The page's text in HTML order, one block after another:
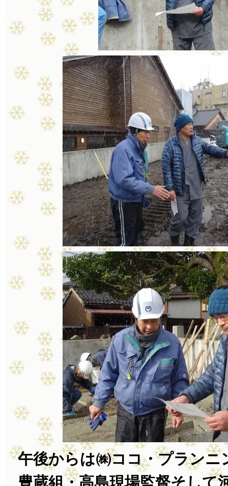
午後からは㈱ココ・プランニ
豊蔵組・高島現場監督そして